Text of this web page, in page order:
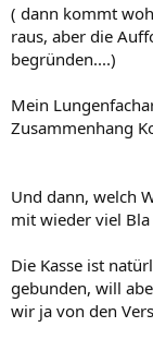
( dann kommt
raus, aber die
begründen....)
Mein
Zusammenhang
Und dann, welch
mit wieder viel Bla
Die Kasse ist
gebunden, will
wir ja von den